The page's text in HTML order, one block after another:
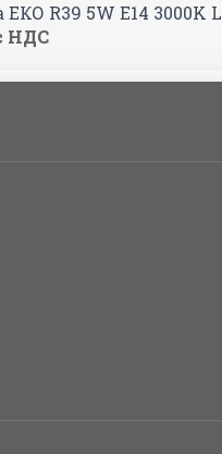
R39 5W E14 3000K
НДС